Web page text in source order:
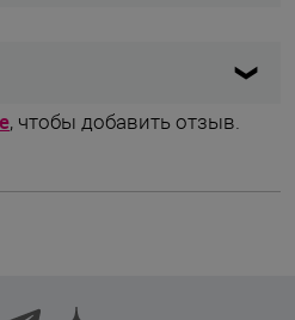
, чтобы добавить отзыв.